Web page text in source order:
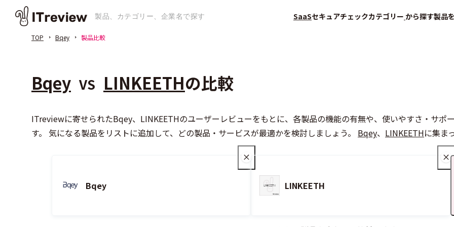
SaaSセキュアチェックカテゴリー から探す製品
TOP Bqey 製品比較
Bqey VS LINKEETHの比較
ITreviewに寄せられたBqey、LINKEETHのユーザーレビューをもとに、各製品の機能の有無や、使いやすさ・サポ
す。 気になる製品をリストに追加して、どの製品・サービスが最適かを検討しましょう。 Bqey、 LINKEETHに集ま
Bqey LINKEETH
会員登録（無料）